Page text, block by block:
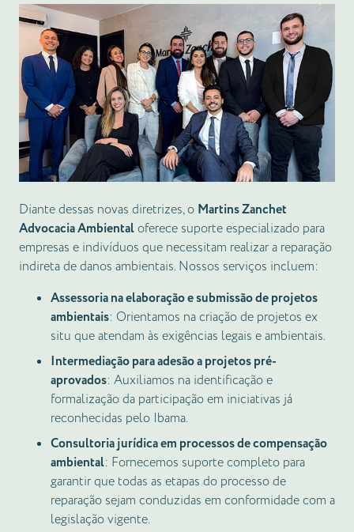
Diante dessas novas diretrizes, o Martins Zanchet
Advocacia Ambientaloferece suporte especializado para
empresas e indivíduos que necessitam realizar a reparação
indireta de danos ambientais. Nossos serviços incluem:
Assessoria na elaboração e submissão de projetos
ambientais: Orientamos na criação de projetos ex
situ que atendam às exigências legais e ambientais.
Intermediação para adesão a projetos pré-
aprovados: Auxiliamos na identificação e
formalização da participação em iniciativas já
reconhecidas pelo Ibama.
Consultoria jurídica em processos de compensação
ambiental: Fornecemos suporte completo para
garantir que todas as etapas do processo de
reparação sejam conduzidas em conformidade com a
legislação vigente.